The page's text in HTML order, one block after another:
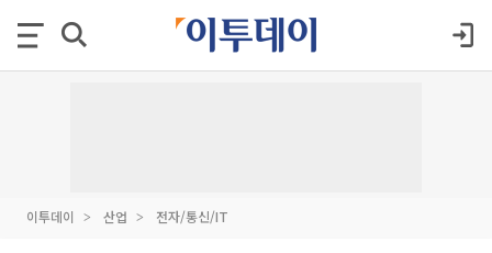
이투데이 산업 전자/통신/IT